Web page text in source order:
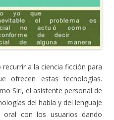
a la ciencia ficción para
ofrecen estas tecnologías.
Siri, el asistente personal de
del habla y del lenguaje
con los usuarios dando